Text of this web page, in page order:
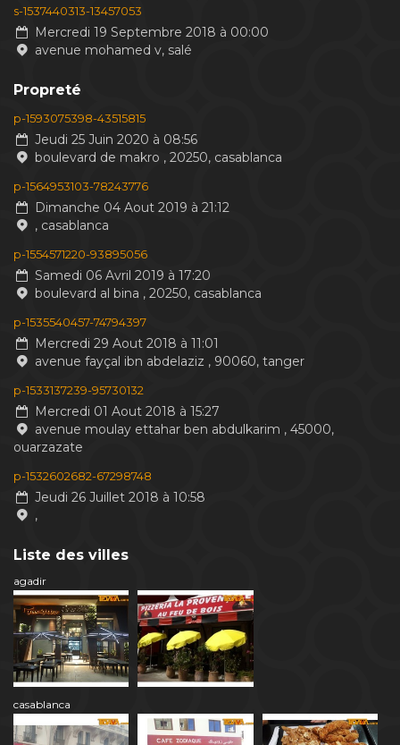
s-1537440313-13457053
Mercredi 19 Septembre 2018 à 00:00
avenue mohamed v, salé
Propreté
p-1593075398-43515815
Jeudi 25 Juin 2020 à 08:56
boulevard de makro , 20250, casablanca
p-1564953103-78243776
Dimanche 04 Aout 2019 à 21:12
, casablanca
p-1554571220-93895056
Samedi 06 Avril 2019 à 17:20
boulevard al bina , 20250, casablanca
p-1535540457-74794397
Mercredi 29 Aout 2018 à 11:01
avenue fayçal ibn abdelaziz , 90060, tanger
p-1533137239-95730132
Mercredi 01 Aout 2018 à 15:27
avenue moulay ettahar ben abdulkarim , 45000,
ouarzazate
p-1532602682-67298748
Jeudi 26 Juillet 2018 à 10:58
,
Liste des villes
agadir
casablanca